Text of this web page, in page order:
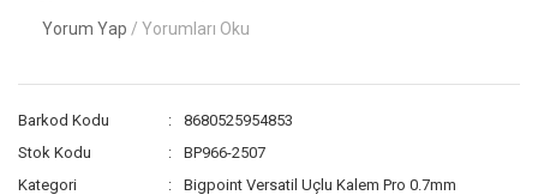
Yorum Yap / Yorumları Oku
Barkod Kodu
8680525954853
Stok Kodu
BP966-2507
Kategori
Bigpoint Versatil Uçlu Kalem Pro 0.7mm